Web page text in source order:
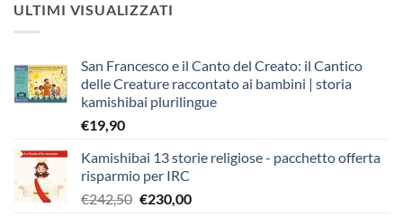
ULTIMI VISUALIZZATI
San Francesco e il Canto del Creato: il Cantico
delle Creature raccontato ai bambini | storia
kamishibai plurilingue
€19,90
Kamishibai 13 storie religiose - pacchetto offerta
risparmio per IRC
€242,50 Il
€230,00Il